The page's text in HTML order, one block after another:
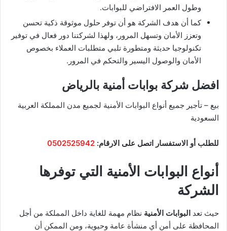
وطول العمر الافتراضي للبوابات.
كما أن هدف الشركة هو أن توفر حلول موثوقة ذكية تحسن
وتعزز الأمان وتسهل المرور، ولهذا لشركتنا دور فعال في توفير
تكنولوجيا حديثة ومتطورة تلبي متطلبات العملاء بخصوص
الأمان والوصول اليسير والتحكم في المرور.
افضل شركة بوابات أمنية بالرياض
بيع – تأجير جميع أنواع البوابات الأمنية لجميع مدن المملكة العربية
السعودية
للطلب أو الاستفسار اتصل على الارقام: 0502525942
أنواع البوابات الأمنية التي توفرها
الشركة
حيث تعد البوابات الأمنية نظام مهمة للغاية داخل المملكة من أجل
المحافظة على أمن أي منشأة عامة وحيوية، ومن الممكن أن